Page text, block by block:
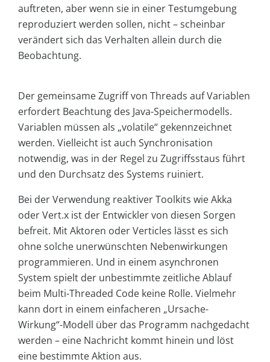
auftreten, aber wenn sie in einer Testumgebung
reproduziert werden sollen, nicht – scheinbar
verändert sich das Verhalten allein durch die
Beobachtung.
Der gemeinsame Zugriff von Threads auf Variablen
erfordert Beachtung des Java-Speichermodells.
Variablen müssen als „volatile“ gekennzeichnet
werden. Vielleicht ist auch Synchronisation
notwendig, was in der Regel zu Zugriffsstaus führt
und den Durchsatz des Systems ruiniert.
Bei der Verwendung reaktiver Toolkits wie Akka
oder Vert.x ist der Entwickler von diesen Sorgen
befreit. Mit Aktoren oder Verticles lässt es sich
ohne solche unerwünschten Nebenwirkungen
programmieren. Und in einem asynchronen
System spielt der unbestimmte zeitliche Ablauf
beim Multi-Threaded Code keine Rolle. Vielmehr
kann dort in einem einfacheren „Ursache-
Wirkung“-Modell über das Programm nachgedacht
werden – eine Nachricht kommt hinein und löst
eine bestimmte Aktion aus.